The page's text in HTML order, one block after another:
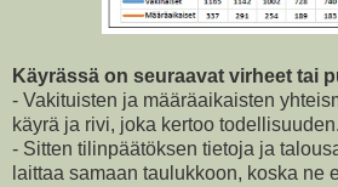
Käyrässä on seuraavat virheet tai
- Vakituisten ja määräaikaisten
käyrä ja rivi, joka kertoo todellisuuden.
- Sitten tilinpäätöksen tietoja ja
laittaa samaan taulukkoon, koska ne